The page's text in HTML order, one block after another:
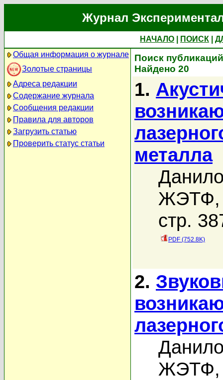
Журнал
НАЧАЛО ПОИСК
Общая информация о журнале
Золотые страницы
Адреса редакции
Содержание журнала
Сообщения редакции
Правила для авторов
Загрузить статью
Проверить статус статьи
Поиск
Найдено 20
1.
металла
ЖЭТФ,
стр.
PDF (752.8K)
2.
ЖЭТФ,